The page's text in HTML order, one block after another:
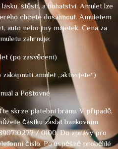
štěstí, a bohatství. Amulet lze
chcete dosáhnout. Amuletem
auto nebo jiný majetek.Cena za
zahrnuje:
(po zasvěcení)
zakápnutí amulet „aktivujete“)
a Poštovné
skrze platební bránu. V případě,
částku zaslat bankovním
/ 0100. Do zprávy pro
číslo. Po úspěšně proběhlé